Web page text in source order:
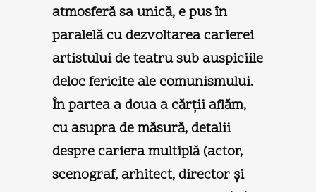
atmosferă sa unică, e pus în
paralelă cu dezvoltarea carierei
artistului de teatru sub auspiciile
deloc fericite ale comunismului.
În partea a doua a cărţii aflăm,
cu asupra de măsură, detalii
despre cariera multiplă (actor,
scenograf, arhitect, director şi